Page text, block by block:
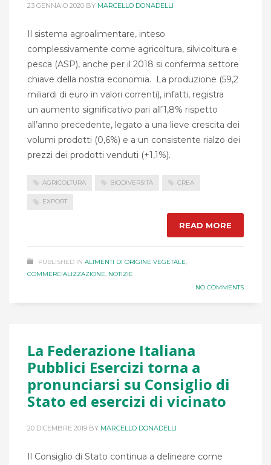
23 GENNAIO 2020 BY MARCELLO DONADELLI
Il sistema agro­alimentare, inteso
complessivamente come agricoltura, silvicoltura e
pesca (ASP), anche per il 2018 si conferma settore
chiave della nostra economia. La produzione (59,2
miliardi di euro in valori correnti), infatti, registra
un aumento significativo pari all’1,8% rispetto
all’anno precedente, legato a una lieve crescita dei
volumi prodotti (0,6%) e a un consistente rialzo dei
prezzi dei prodotti venduti (+1,1%).
AGRICOLTURA BIODIVERSITÀ CREA
EXPORT
READ MORE
PUBLISHED IN ALIMENTI DI ORIGINE VEGETALE,
COMMERCIALIZZAZIONE, NOTIZIE
NO COMMENTS
La Federazione Italiana
Pubblici Esercizi torna a
pronunciarsi su Consiglio di
Stato ed esercizi di vicinato
20 DICEMBRE 2019 BY MARCELLO DONADELLI
Il Consiglio di Stato continua a delineare come